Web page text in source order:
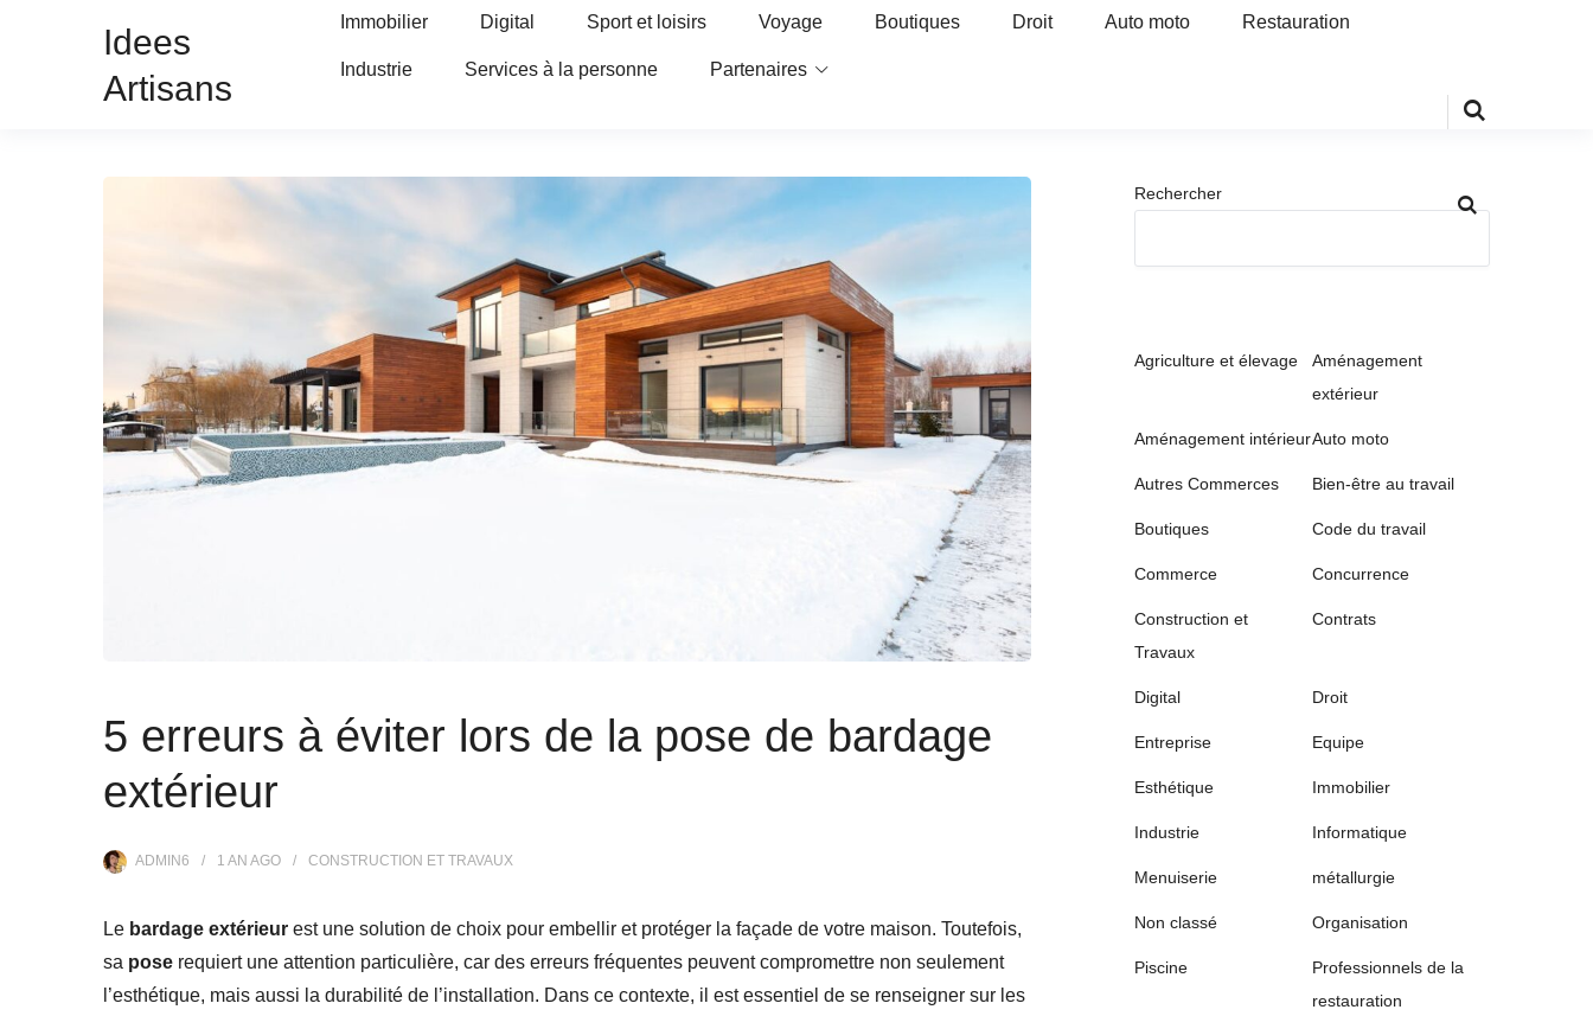
Idees
Artisans
Immobilier Digital Sport et loisirs Voyage Boutiques Droit Auto moto Restauration
Industrie Services à la personne Partenaires
5 erreurs à éviter lors de la pose de bardage
extérieur
ADMIN6 1 AN AGO CONSTRUCTION ET TRAVAUX
Le bardage extérieur est une solution de choix pour embellir et protéger la façade de votre maison. Toutefois,
sa pose requiert une attention particulière, car des erreurs fréquentes peuvent compromettre non seulement
l’esthétique, mais aussi la durabilité de l’installation. Dans ce contexte, il est essentiel de se renseigner sur les
Rechercher
Agriculture et élevage
Aménagement
extérieur
Aménagement intérieurAuto moto
Autres Commerces Bien-être au travail
Boutiques Code du travail
Commerce Concurrence
Construction et
Travaux
Contrats
Digital Droit
Entreprise Equipe
Esthétique Immobilier
Industrie Informatique
Menuiserie métallurgie
Non classé Organisation
Piscine
Professionnels de la
restauration